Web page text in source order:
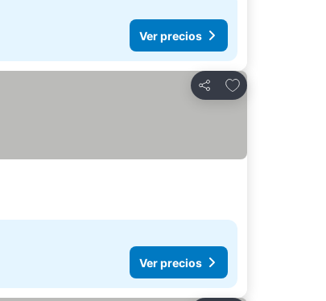
Ver precios
Compartir
Añadir a favoritos
Ver precios